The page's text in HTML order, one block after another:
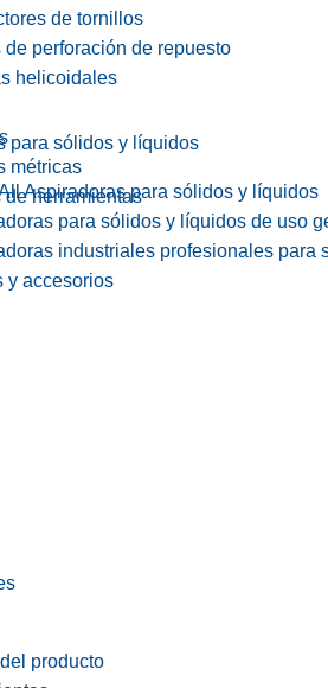
de tornillos
de perforación de repuesto
helicoidales
métricas
de herramientas
para sólidos y líquidos
Aspiradoras para sólidos y líquidos
para sólidos y líquidos de uso
industriales profesionales para
y accesorios
producto